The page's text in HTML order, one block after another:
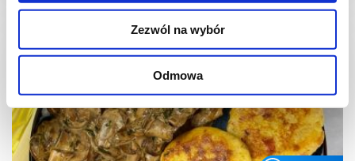
Zezwól na wybór
Odmowa